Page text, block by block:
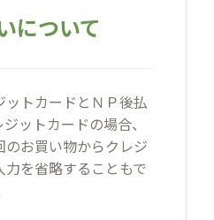
について
トカードとＮＰ後払
ットカードの場合、
お買い物からクレジ
力を省略することもで